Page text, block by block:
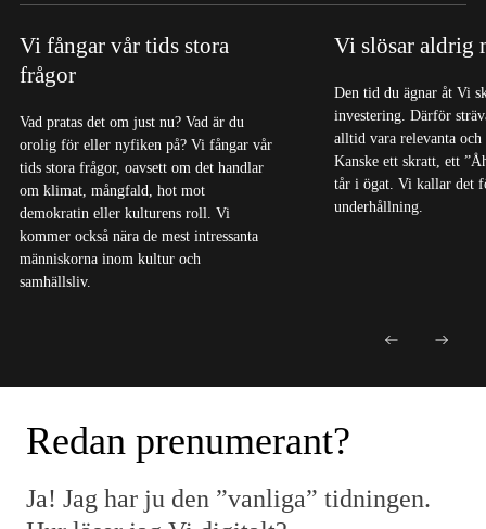
Vi fångar vår tids stora
frågor
Vad pratas det om just nu? Vad är du
orolig för eller nyfiken på? Vi fångar vår
tids stora frågor, oavsett om det handlar
om klimat, mångfald, hot mot
demokratin eller kulturens roll. Vi
kommer också nära de mest intressanta
människorna inom kultur och
samhällsliv.
Vi slösar aldrig
Den tid du ägnar åt Vi
investering. Därför
alltid vara relevanta och
Kanske ett skratt, ett
tår i ögat. Vi kallar det
underhållning.
Redan prenumerant?
Ja! Jag har ju den ”vanliga” tidningen.